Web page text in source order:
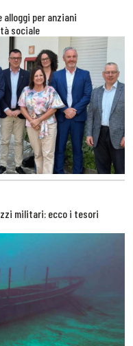
alloggi per anziani
sociale
militari: ecco i tesori